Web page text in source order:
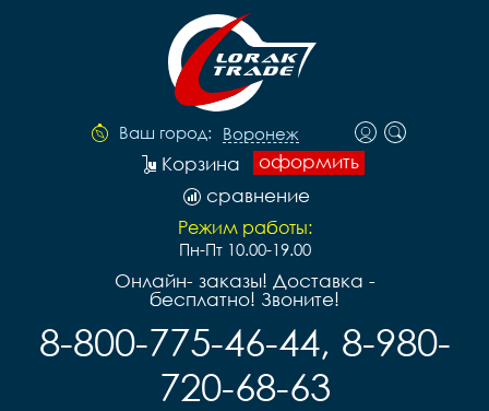
Ваш город: Воронеж
оформить
Корзина
сравнение
Режим работы:
Пн-Пт 10.00-19.00
Онлайн- заказы! Доставка -
бесплатно! Звоните!
8-800-775-46-44, 8-980-
720-68-63